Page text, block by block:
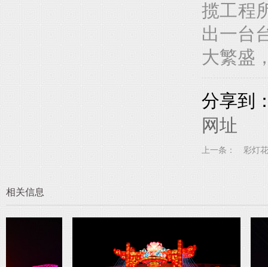
揽工程
出一台
大繁盛
分享到
网址
上一条： 彩灯
相关信息